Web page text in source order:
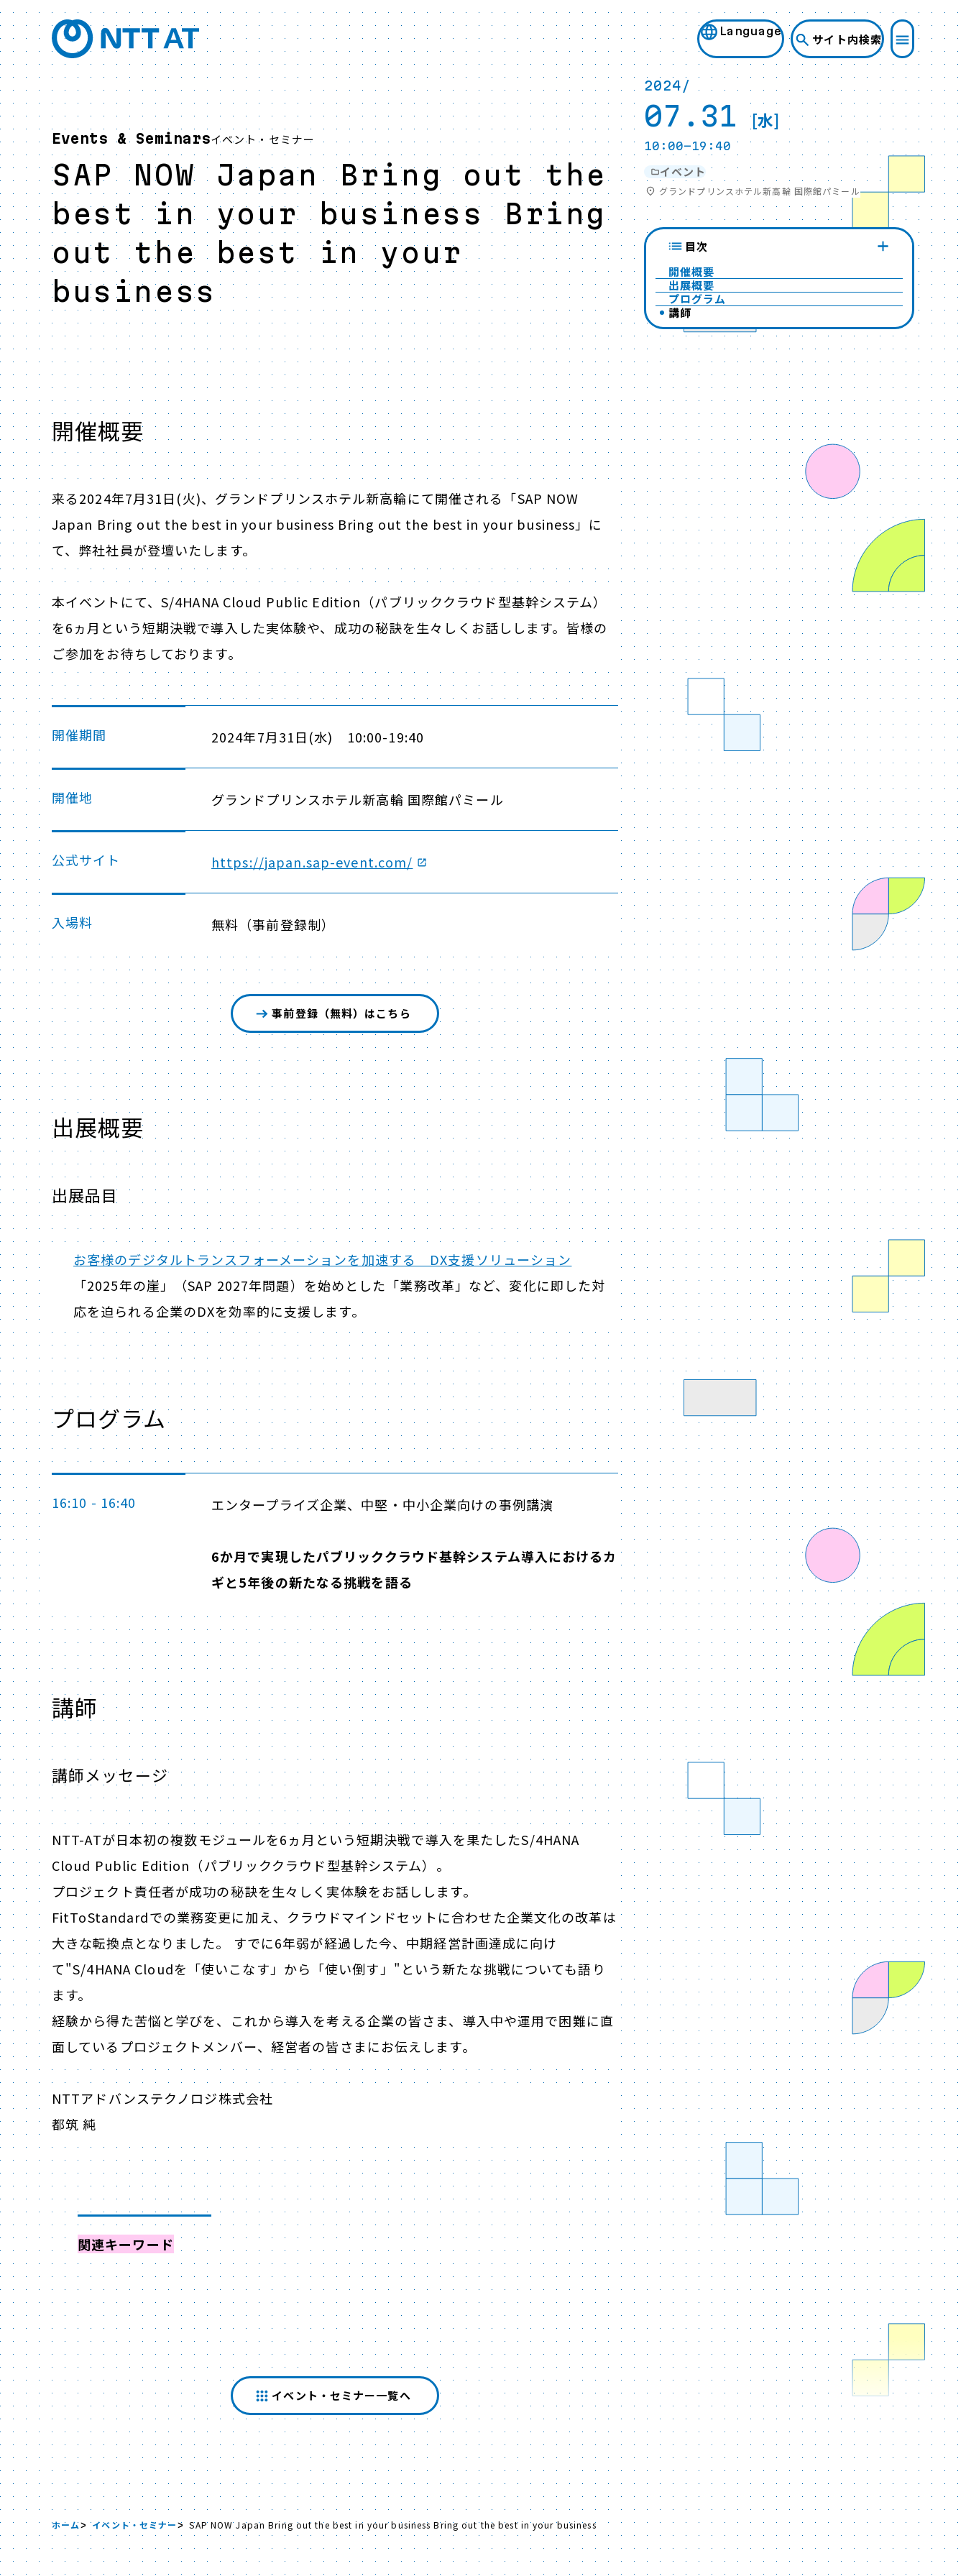
Language
サイト内検索
Events & Seminarsイベント・セミナー
SAP NOW Japan Bring out the
best in your business Bring
out the best in your
business
開催概要
来る2024年7月31日(火)、グランドプリンスホテル新高輪にて開催される「SAP NOW
Japan Bring out the best in your business Bring out the best in your business」に
て、弊社社員が登壇いたします。
本イベントにて、S/4HANA Cloud Public Edition（パブリッククラウド型基幹システム）
を6ヵ月という短期決戦で導入した実体験や、成功の秘訣を生々しくお話しします。皆様の
ご参加をお待ちしております。
開催期間 2024年7月31日(水) 10:00-19:40
開催地 グランドプリンスホテル新高輪 国際館パミール
公式サイト https://japan.sap-event.com/
入場料 無料（事前登録制）
事前登録（無料）はこちら
出展概要
出展品目
お客様のデジタルトランスフォーメーションを加速する DX支援ソリューション
「2025年の崖」（SAP 2027年問題）を始めとした「業務改革」など、変化に即した対
応を迫られる企業のDXを効率的に支援します。
プログラム
16:10 - 16:40 エンタープライズ企業、中堅・中小企業向けの事例講演
6か月で実現したパブリッククラウド基幹システム導入におけるカ
ギと5年後の新たなる挑戦を語る
講師
講師メッセージ
NTT-ATが日本初の複数モジュールを6ヵ月という短期決戦で導入を果たしたS/4HANA
Cloud Public Edition（パブリッククラウド型基幹システム）。
プロジェクト責任者が成功の秘訣を生々しく実体験をお話しします。
FitToStandardでの業務変更に加え、クラウドマインドセットに合わせた企業文化の改革は
大きな転換点となりました。 すでに6年弱が経過した今、中期経営計画達成に向け
て"S/4HANA Cloudを「使いこなす」から「使い倒す」"という新たな挑戦についても語り
ます。
経験から得た苦悩と学びを、これから導入を考える企業の皆さま、導入中や運用で困難に直
面しているプロジェクトメンバー、経営者の皆さまにお伝えします。
NTTアドバンステクノロジ株式会社
都筑 純
関連キーワード からイベントを探す
イベント・セミナー一覧へ
2024/
07.31 [水]
10:00-19:40
イベント
グランドプリンスホテル新高輪 国際館パミール
目次
開催概要
出展概要
プログラム
講師
ホーム イベント・セミナー SAP NOW Japan Bring out the best in your business Bring out the best in your business